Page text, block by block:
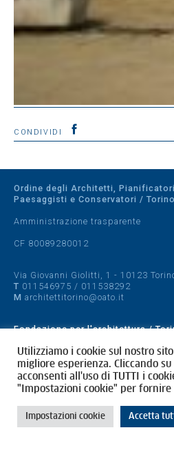
CONDIVIDI
Ordine degli Architetti, Pianificatori
Paesaggisti e Conservatori / Torino
Amministrazione trasparente
CF 80089280012
Via Giovanni Giolitti, 1 - 10123
T 011546975 / 011538292
M architettitorino@oato.it
Fondazione per l'architettura /
Designed by quattrolinee.it
Cookie Policy
Privacy Policy
Utilizziamo i cookie sul nostro
migliore esperienza. Cliccando
acconsenti all'uso di TUTTI i
"Impostazioni cookie" per fornire
Impostazioni cookie Accetta